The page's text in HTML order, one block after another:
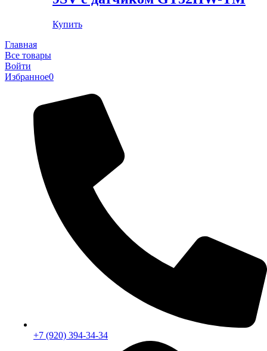
Купить
Главная
Все товары
Войти
Избранное0
+7 (920) 394-34-34